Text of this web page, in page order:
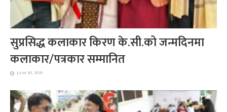
सुप्रसिद्ध कलाकार किरण के.सी.को जन्मदिनमा
कलाकार/पत्रकार सम्मानित
June 30, 2026